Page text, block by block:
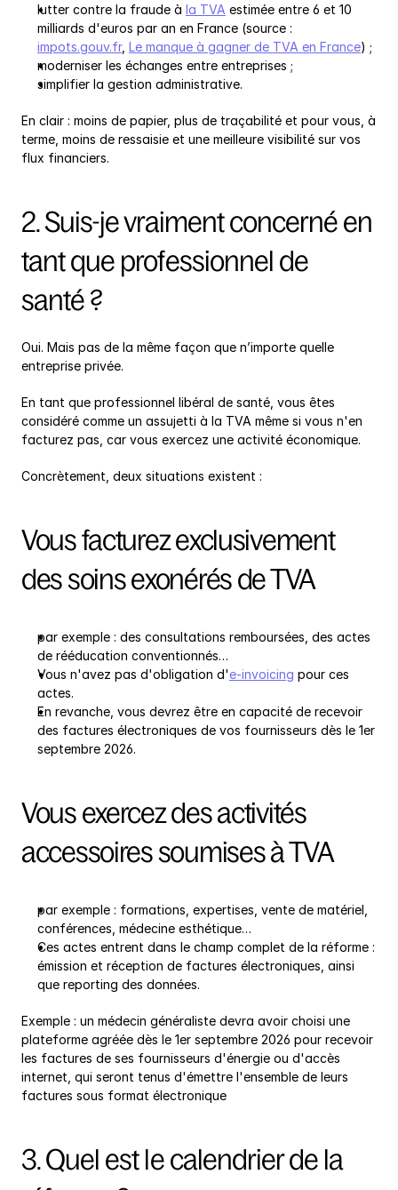
lutter contre la fraude à la TVA estimée entre 6 et 10
impots.gouv.fr, Le manque à gagner de TVA en France) ;
moderniser les échanges entre entreprises ;
simplifier la gestion administrative.
En clair : moins de papier, plus de traçabilité et pour vous, à
terme, moins de ressaisie et une meilleure visibilité sur vos
flux financiers.
2. Suis-je vraiment concerné en
tant que professionnel de
santé ?
Oui. Mais pas de la même façon que n’importe quelle
entreprise privée.
En tant que professionnel libéral de santé, vous êtes
considéré comme un assujetti à la TVA même si vous n'en
facturez pas, car vous exercez une activité économique.
Concrètement, deux situations existent :
Vous facturez exclusivement
des soins exonérés de TVA
par exemple : des consultations remboursées, des actes
de rééducation conventionnés…
Vous n'avez pas d'obligation d'e-invoicing pour ces
actes.
En revanche, vous devrez être en capacité de recevoir
des factures électroniques de vos fournisseurs dès le 1er
septembre 2026.
Vous exercez des activités
accessoires soumises à TVA
par exemple : formations, expertises, vente de matériel,
conférences, médecine esthétique…
Ces actes entrent dans le champ complet de la réforme :
émission et réception de factures électroniques, ainsi
que reporting des données.
Exemple : un médecin généraliste devra avoir choisi une
plateforme agréée dès le 1er septembre 2026 pour recevoir
les factures de ses fournisseurs d'énergie ou d'accès
internet, qui seront tenus d'émettre l'ensemble de leurs
factures sous format électronique
3. Quel est le calendrier de la